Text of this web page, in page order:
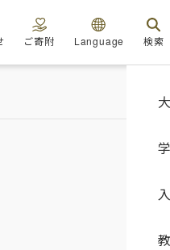
ご寄附 Language 検索